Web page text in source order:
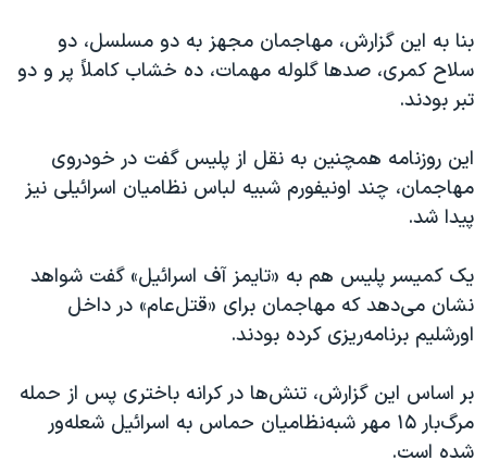
بنا به این گزارش، مهاجمان مجهز به دو مسلسل، دو
سلاح کمری، صدها گلوله مهمات، ده خشاب کاملاً پر و دو
تبر بودند.
این روزنامه همچنین به نقل از پلیس گفت در خودروی
مهاجمان، چند اونیفورم شبیه لباس نظامیان اسرائیلی نیز
پیدا شد.
یک کمیسر پلیس هم به «تایمز آف اسرائیل» گفت شواهد
نشان می‌دهد که مهاجمان برای «قتل‌عام» در داخل
اورشلیم برنامه‌ریزی کرده بودند.
بر اساس این گزارش، تنش‌ها در کرانه باختری پس از حمله
مرگ‌بار ۱۵ مهر شبه‌نظامیان حماس به اسرائیل شعله‌ور
شده است.